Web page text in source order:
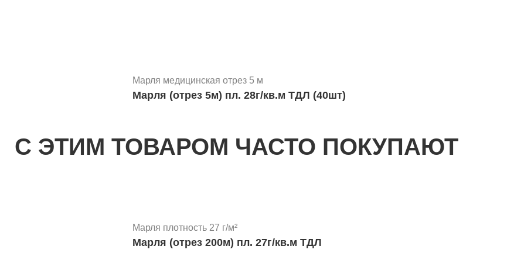
Марля медицинская отрез 5 м
Марля (отрез 5м) пл. 28г/кв.м ТДЛ (40шт)
С ЭТИМ ТОВАРОМ ЧАСТО ПОКУПАЮТ
Марля плотность 27 г/м²
Марля (отрез 200м) пл. 27г/кв.м ТДЛ